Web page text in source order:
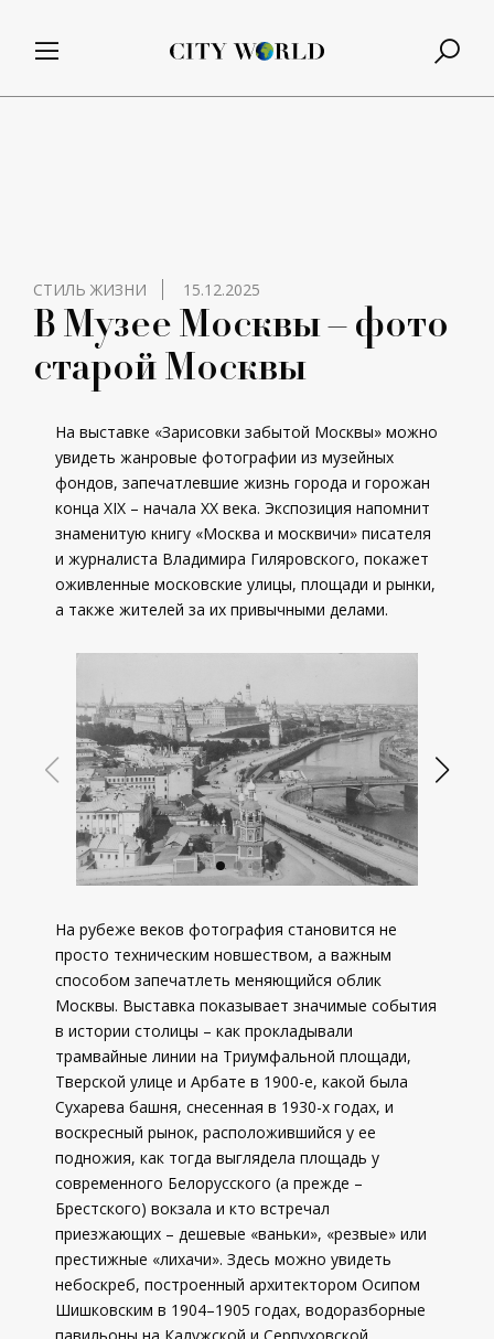
СТИЛЬ ЖИЗНИ 15.12.2025
В Музее Москвы – фото
старой Москвы
На выставке «Зарисовки забытой Москвы» можно
увидеть жанровые фотографии из музейных
фондов, запечатлевшие жизнь города и горожан
конца XIX – начала ХХ века. Экспозиция напомнит
знаменитую книгу «Москва и москвичи» писателя
и журналиста Владимира Гиляровского, покажет
оживленные московские улицы, площади и рынки,
а также жителей за их привычными делами.
На рубеже веков фотография становится не
просто техническим новшеством, а важным
способом запечатлеть меняющийся облик
Москвы. Выставка показывает значимые события
в истории столицы – как прокладывали
трамвайные линии на Триумфальной площади,
Тверской улице и Арбате в 1900-е, какой была
Сухарева башня, снесенная в 1930-х годах, и
воскресный рынок, расположившийся у ее
подножия, как тогда выглядела площадь у
современного Белорусского (а прежде –
Брестского) вокзала и кто встречал
приезжающих – дешевые «ваньки», «резвые» или
престижные «лихачи». Здесь можно увидеть
небоскреб, построенный архитектором Осипом
Шишковским в 1904–1905 годах, водоразборные